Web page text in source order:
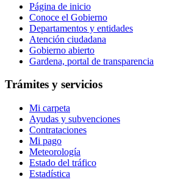
Página de inicio
Conoce el Gobierno
Departamentos y entidades
Atención ciudadana
Gobierno abierto
Gardena, portal de transparencia
Trámites y servicios
Mi carpeta
Ayudas y subvenciones
Contrataciones
Mi pago
Meteorología
Estado del tráfico
Estadística